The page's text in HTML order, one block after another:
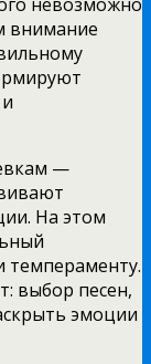
внимание
—
На этом
темпераменту.
выбор песен,
эмоции